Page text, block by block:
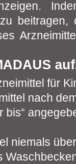
beitragen,
für
nach
bis“
niemals